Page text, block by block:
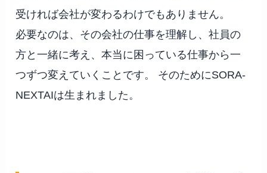
受ければ会社が変わるわけでもありません。
必要なのは、その会社の仕事を理解し、社員の
方と一緒に考え、本当に困っている仕事から一
つずつ変えていくことです。 そのためにSORA-
NEXTAIは生まれました。